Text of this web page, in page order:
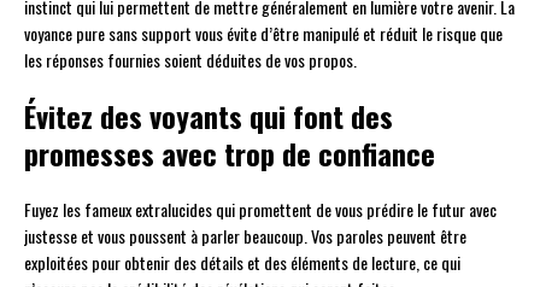
instinct qui lui permettent de mettre généralement en lumière votre avenir. La
voyance pure sans support vous évite d’être manipulé et réduit le risque que
les réponses fournies soient déduites de vos propos.
Évitez des voyants qui font des
promesses avec trop de confiance
Fuyez les fameux extralucides qui promettent de vous prédire le futur avec
justesse et vous poussent à parler beaucoup. Vos paroles peuvent être
exploitées pour obtenir des détails et des éléments de lecture, ce qui